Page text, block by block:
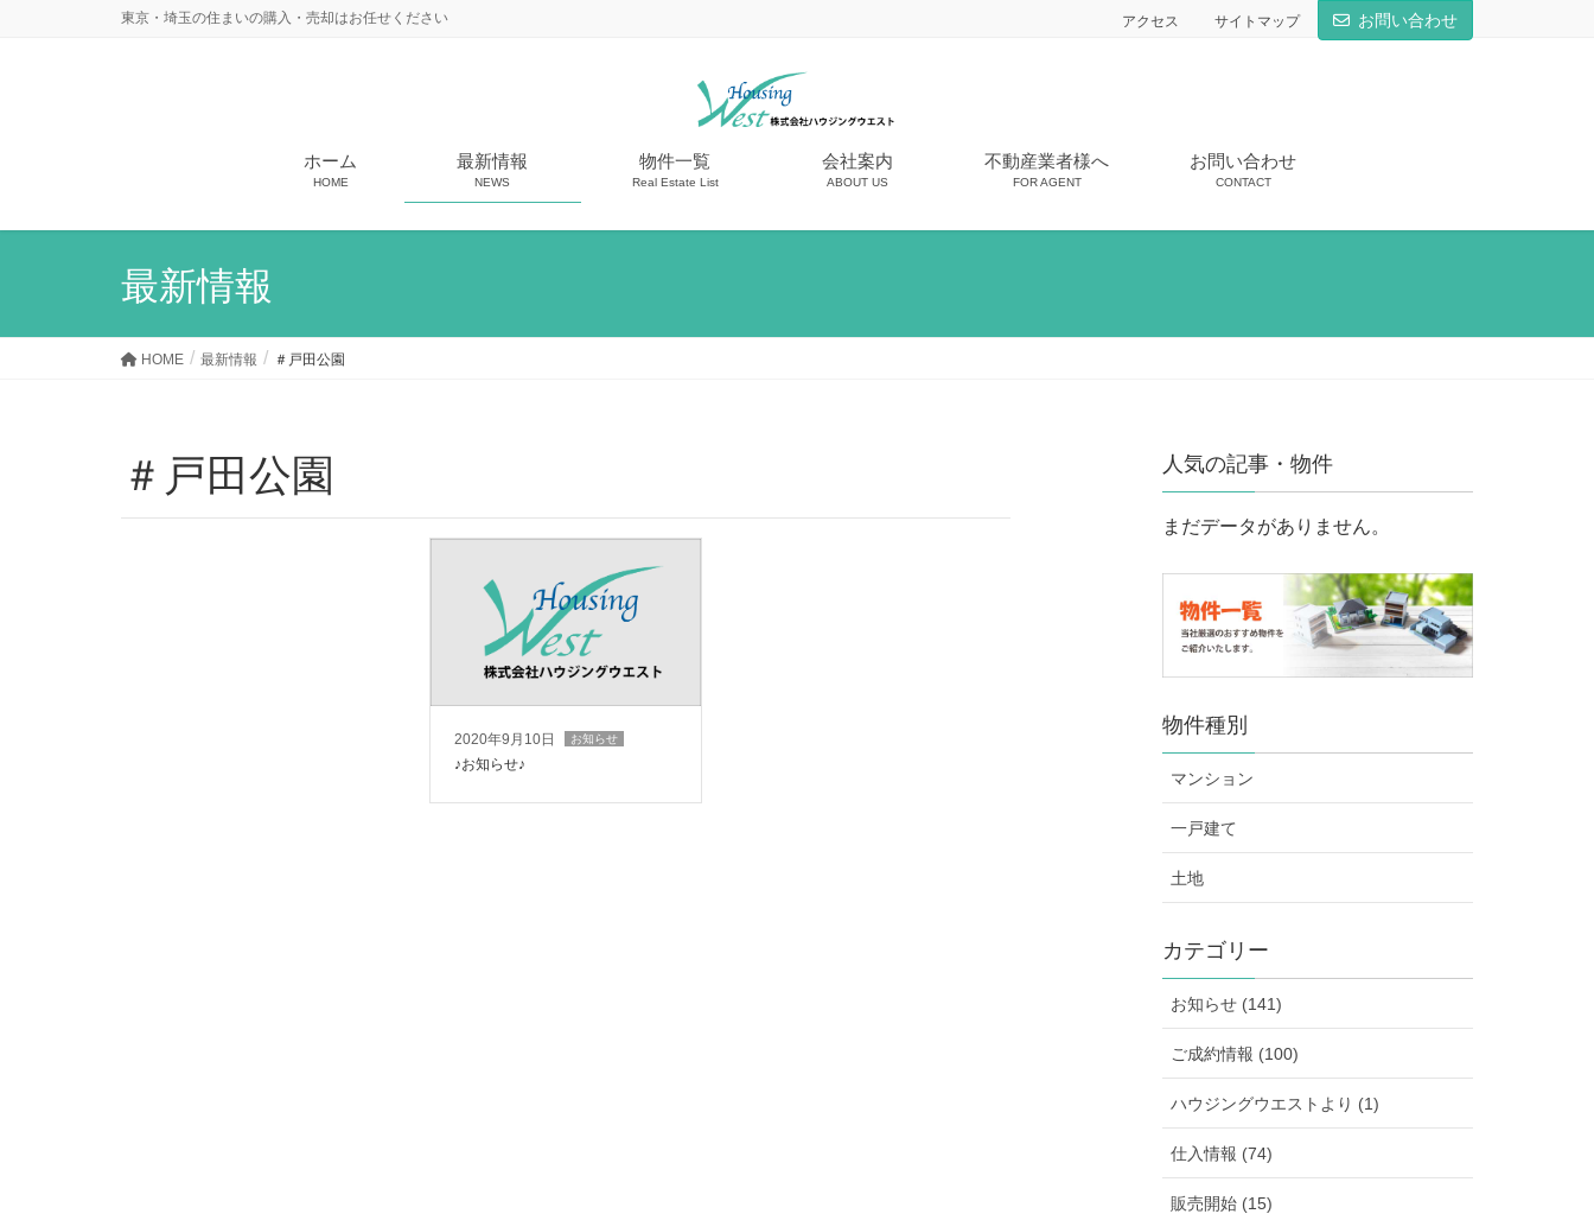
東京・埼玉の住まいの購入・売却はお任せください アクセス サイトマップ お問い合わせ
ホーム
HOME
最新情報
NEWS
物件一覧
Real Estate List
会社案内
ABOUT US
不動産業者様へ
FOR AGENT
お問い合わせ
CONTACT
最新情報
HOME 最新情報 ＃戸田公園
＃戸田公園
2020年9月10日 お知らせ
♪お知らせ♪
人気の記事・物件
まだデータがありません。
物件種別
マンション
一戸建て
土地
カテゴリー
お知らせ (141)
ご成約情報 (100)
ハウジングウエストより (1)
仕入情報 (74)
販売開始 (15)